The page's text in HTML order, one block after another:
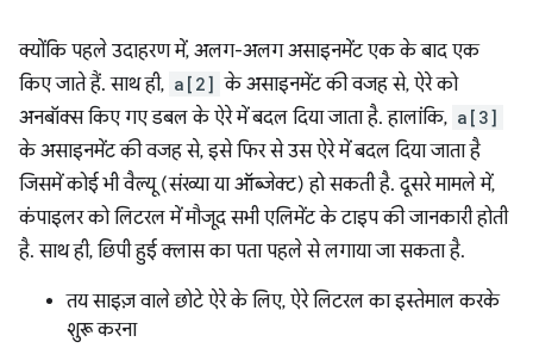
क्योंकि पहले उदाहरण में, अलग-अलग असाइनमेंट एक के बाद एक
किए जाते हैं. साथ ही, a[2] के असाइनमेंट की वजह से, ऐरे को
अनबॉक्स किए गए डबल के ऐरे में बदल दिया जाता है. हालांकि, a[3]
के असाइनमेंट की वजह से, इसे फिर से उस ऐरे में बदल दिया जाता है
जिसमें कोई भी वैल्यू (संख्या या ऑब्जेक्ट) हो सकती है. दूसरे मामले में,
कंपाइलर को लिटरल में मौजूद सभी एलिमेंट के टाइप की जानकारी होती
है. साथ ही, छिपी हुई क्लास का पता पहले से लगाया जा सकता है.
तय साइज़ वाले छोटे ऐरे के लिए, ऐरे लिटरल का इस्तेमाल करके
शुरू करना